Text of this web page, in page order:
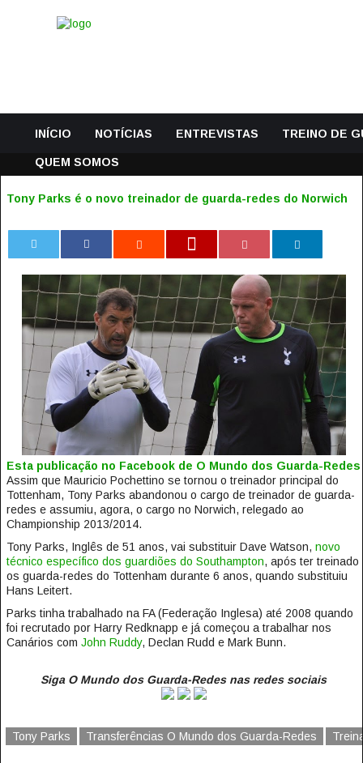
INÍCIO NOTÍCIAS ENTREVISTAS TREINO DE
QUEM SOMOS
Tony Parks é o novo treinador de guarda-redes do Norwich
0
Esta publicação no Facebook de O Mundo dos Guarda-Redes
Assim que Mauricio Pochettino se tornou o treinador principal do
Tottenham, Tony Parks abandonou o cargo de treinador de guarda-
redes e assumiu, agora, o cargo no Norwich, relegado ao
Championship 2013/2014.
Tony Parks, Inglês de 51 anos, vai substituir Dave Watson, novo
técnico específico dos guardiões do Southampton, após ter treinado
os guarda-redes do Tottenham durante 6 anos, quando substituiu
Hans Leitert.
Parks tinha trabalhado na FA (Federação Inglesa) até 2008 quando
foi recrutado por Harry Redknapp e já começou a trabalhar nos
Canários com John Ruddy, Declan Rudd e Mark Bunn.
Siga O Mundo dos Guarda-Redes nas redes sociais
Tony Parks Transferências O Mundo dos Guarda-Redes